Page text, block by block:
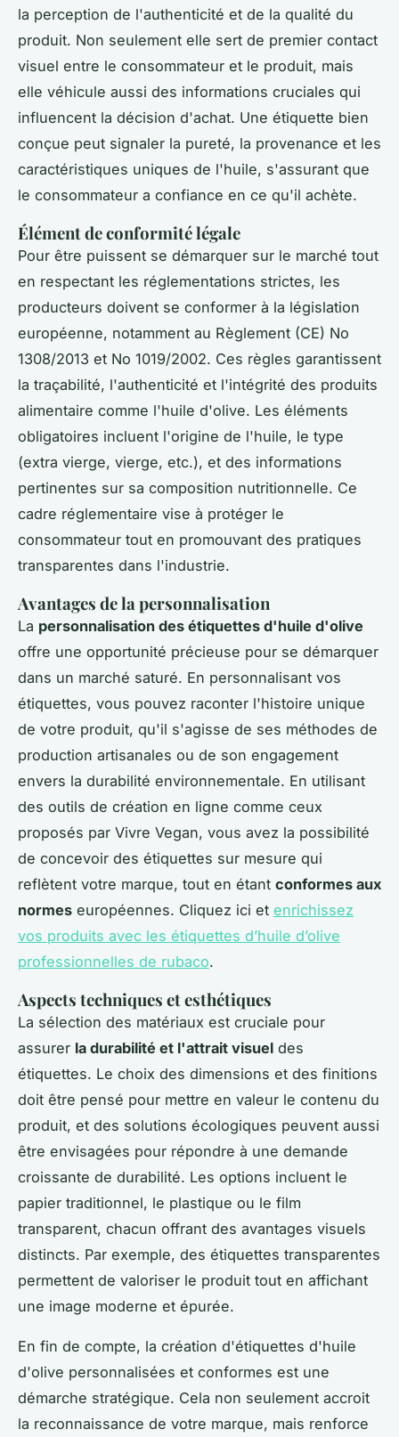
la perception de l'authenticité et de la qualité du
produit. Non seulement elle sert de premier contact
visuel entre le consommateur et le produit, mais
elle véhicule aussi des informations cruciales qui
influencent la décision d'achat. Une étiquette bien
conçue peut signaler la pureté, la provenance et les
caractéristiques uniques de l'huile, s'assurant que
le consommateur a confiance en ce qu'il achète.
Élément de conformité légale
Pour être puissent se démarquer sur le marché tout
en respectant les réglementations strictes, les
producteurs doivent se conformer à la législation
européenne, notamment au Règlement (CE) No
1308/2013 et No 1019/2002. Ces règles garantissent
la traçabilité, l'authenticité et l'intégrité des produits
alimentaire comme l'huile d'olive. Les éléments
obligatoires incluent l'origine de l'huile, le type
(extra vierge, vierge, etc.), et des informations
pertinentes sur sa composition nutritionnelle. Ce
cadre réglementaire vise à protéger le
consommateur tout en promouvant des pratiques
transparentes dans l'industrie.
Avantages de la personnalisation
La personnalisation des étiquettes d'huile d'olive
offre une opportunité précieuse pour se démarquer
dans un marché saturé. En personnalisant vos
étiquettes, vous pouvez raconter l'histoire unique
de votre produit, qu'il s'agisse de ses méthodes de
production artisanales ou de son engagement
envers la durabilité environnementale. En utilisant
des outils de création en ligne comme ceux
proposés par Vivre Vegan, vous avez la possibilité
de concevoir des étiquettes sur mesure qui
reflètent votre marque, tout en étant conformes aux
normes européennes. Cliquez ici et enrichissez
vos produits avec les étiquettes d’huile d’olive
professionnelles de rubaco.
Aspects techniques et esthétiques
La sélection des matériaux est cruciale pour
assurer la durabilité et l'attrait visuel des
étiquettes. Le choix des dimensions et des finitions
doit être pensé pour mettre en valeur le contenu du
produit, et des solutions écologiques peuvent aussi
être envisagées pour répondre à une demande
croissante de durabilité. Les options incluent le
papier traditionnel, le plastique ou le film
transparent, chacun offrant des avantages visuels
distincts. Par exemple, des étiquettes transparentes
permettent de valoriser le produit tout en affichant
une image moderne et épurée.
En fin de compte, la création d'étiquettes d'huile
d'olive personnalisées et conformes est une
démarche stratégique. Cela non seulement accroit
la reconnaissance de votre marque, mais renforce